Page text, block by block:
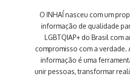
O INHAÍ nasceu com um
informação de qualidade
LGBTQIAP+ do Brasil com
compromisso com a verdade.
informação é uma
unir pessoas, transformar